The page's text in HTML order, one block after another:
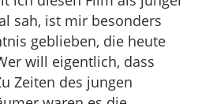
sah, ist mir besonders
geblieben, die heute
will eigentlich, dass
Zeiten des jungen